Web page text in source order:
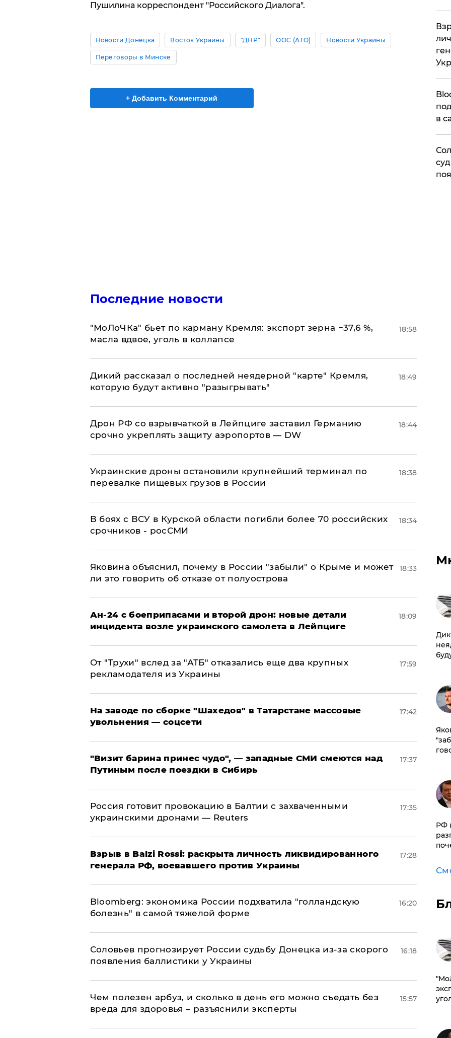
Пушилина корреспондент "Российского Диалога".
Новости Донецка Восток Украины "ДНР" ООС (АТО) Новости Украины
Переговоры в Минске
+ Добавить Комментарий
Последние новости
​"МоЛоЧКа" бьет по карману Кремля: экспорт зерна −37,6 %,
масла вдвое, уголь в коллапсе
18:58
Дикий рассказал о последней неядерной "карте" Кремля,
которую будут активно "разыгрывать"
18:49
​Дрон РФ со взрывчаткой в Лейпциге заставил Германию
срочно укреплять защиту аэропортов — DW
18:44
Украинские дроны остановили крупнейший терминал по
перевалке пищевых грузов в России
18:38
В боях с ВСУ в Курской области погибли более 70 российских
срочников - росСМИ
18:34
Яковина объяснил, почему в России "забыли" о Крыме и может
ли это говорить об отказе от полуострова
18:33
Ан-24 с боеприпасами и второй дрон: новые детали
инцидента возле украинского самолета в Лейпциге
18:09
От "Трухи" вслед за "АТБ" отказались еще два крупных
рекламодателя из Украины
17:59
На заводе по сборке "Шахедов" в Татарстане массовые
увольнения — соцсети
17:42
"Визит барина принес чудо", — западные СМИ смеются над
Путиным после поездки в Сибирь
17:37
​Россия готовит провокацию в Балтии с захваченными
украинскими дронами — Reuters
17:35
​Взрыв в Balzi Rossi: раскрыта личность ликвидированного
генерала РФ, воевавшего против Украины
17:28
Bloomberg: экономика России подхватила "голландскую
болезнь" в самой тяжелой форме
16:20
Соловьев прогнозирует России судьбу Донецка из-за скорого
появления баллистики у Украины
16:18
Чем полезен арбуз, и сколько в день его можно съедать без
вреда для здоровья – разъяснили эксперты
15:57
в
РФ